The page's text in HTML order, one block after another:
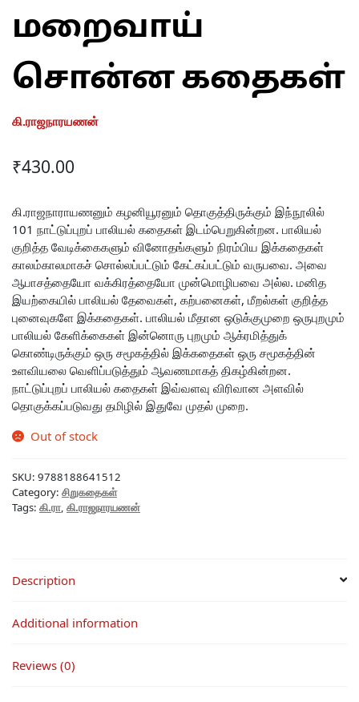
மறைவாய்
சொன்ன கதைகள்
கி.ராஜநாரயணன்
₹430.00
கி.ராஜநாராயணனும் கழனியூரனும் தொகுத்திருக்கும் இந்நூலில்
101 நாட்டுப்புறப் பாலியல் கதைகள் இடம்பெறுகின்றன. பாலியல்
குறித்த வேடிக்கைகளும் வினோதங்களும் நிரம்பிய இக்கதைகள்
காலம்காலமாகச் சொல்லப்பட்டும் கேட்கப்பட்டும் வருபவை. அவை
ஆபாசத்தையோ வக்கிரத்தையோ முன்மொழிபவை அல்ல. மனித
இயற்கையில் பாலியல் தேவைகள், கற்பனைகள், மீறல்கள் குறித்த
புனைவுகளே இக்கதைகள். பாலியல் மீதான ஒடுக்குமுறை ஒருபுறமும்
பாலியல் கேளிக்கைகள் இன்னொரு புறமும் ஆக்ரமித்துக்
கொண்டிருக்கும் ஒரு சமூகத்தில் இக்கதைகள் ஒரு சமூகத்தின்
உளவியலை வெளிப்படுத்தும் ஆவணமாகத் திகழ்கின்றன.
நாட்டுப்புறப் பாலியல் கதைகள் இவ்வளவு விரிவான அளவில்
தொகுக்கப்படுவது தமிழில் இதுவே முதல் முறை.
Out of stock
SKU: 9788188641512
Category: சிறுகதைகள்
Tags: கி.ரா, கி.ராஜநாரயணன்
Description
Additional information
Reviews (0)